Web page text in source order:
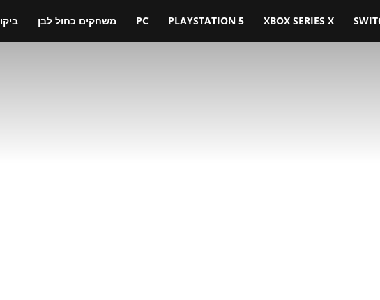
משחקים כחול לבן PC PLAYSTATION 5 XBOX SERIES X